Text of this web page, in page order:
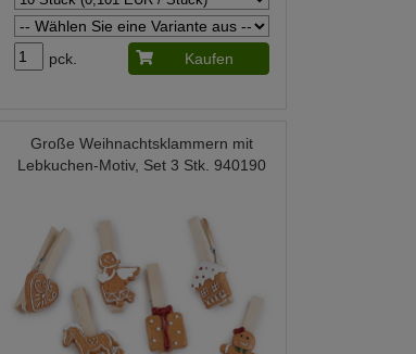
pck. Kaufen
Große Weihnachtsklammern mit
Lebkuchen-Motiv, Set 3 Stk. 940190